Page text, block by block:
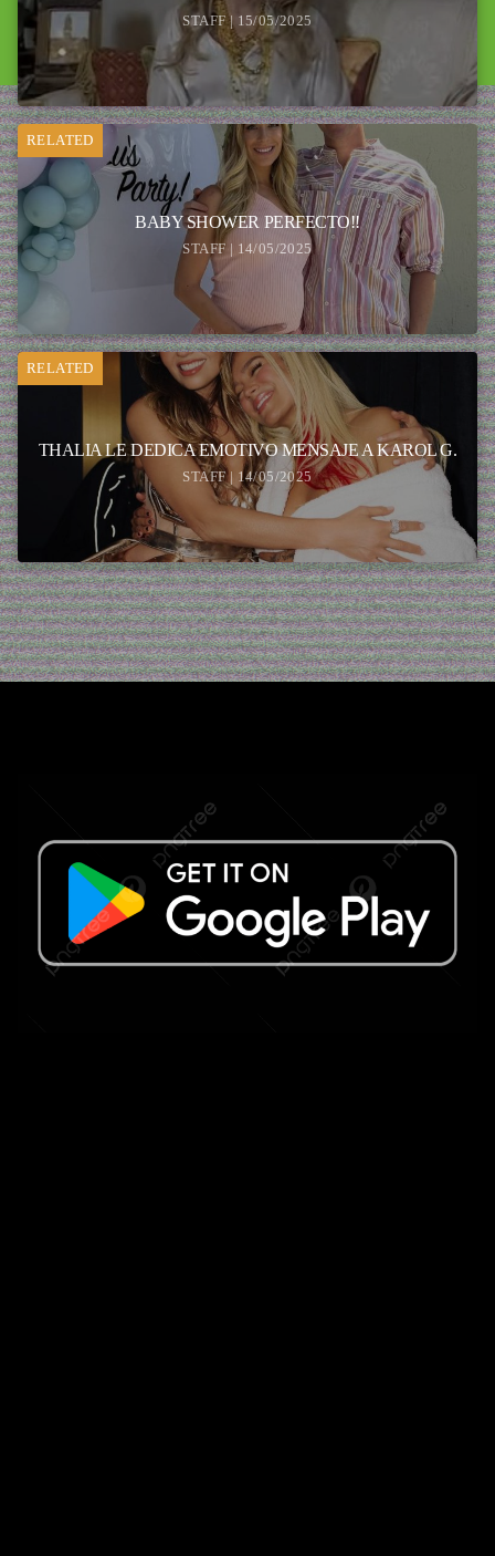
STAFF | 15/05/2025
RELATED
BABY SHOWER PERFECTO!!
STAFF | 14/05/2025
RELATED
THALIA LE DEDICA EMOTIVO MENSAJE A KAROL G.
STAFF | 14/05/2025